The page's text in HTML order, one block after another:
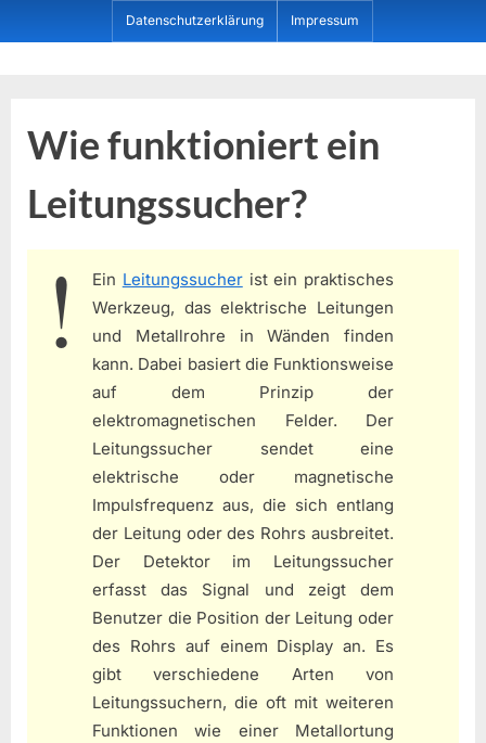
to
Datenschutzerklärung Impressum
Wie funktioniert ein
Leitungssucher?
Ein Leitungssucherist ein praktisches
Werkzeug, das elektrische Leitungen
und Metallrohre in Wänden finden
kann. Dabei basiert die Funktionsweise
auf dem Prinzip der
elektromagnetischen Felder. Der
Leitungssucher sendet eine
elektrische oder magnetische
Impulsfrequenz aus, die sich entlang
der Leitung oder des Rohrs ausbreitet.
Der Detektor im Leitungssucher
erfasst das Signal und zeigt dem
Benutzer die Position der Leitung oder
des Rohrs auf einem Display an. Es
gibt verschiedene Arten von
Leitungssuchern, die oft mit weiteren
Funktionen wie einer Metallortung